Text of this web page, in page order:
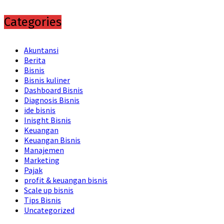
Categories
Akuntansi
Berita
Bisnis
Bisnis kuliner
Dashboard Bisnis
Diagnosis Bisnis
ide bisnis
Inisght Bisnis
Keuangan
Keuangan Bisnis
Manajemen
Marketing
Pajak
profit & keuangan bisnis
Scale up bisnis
Tips Bisnis
Uncategorized